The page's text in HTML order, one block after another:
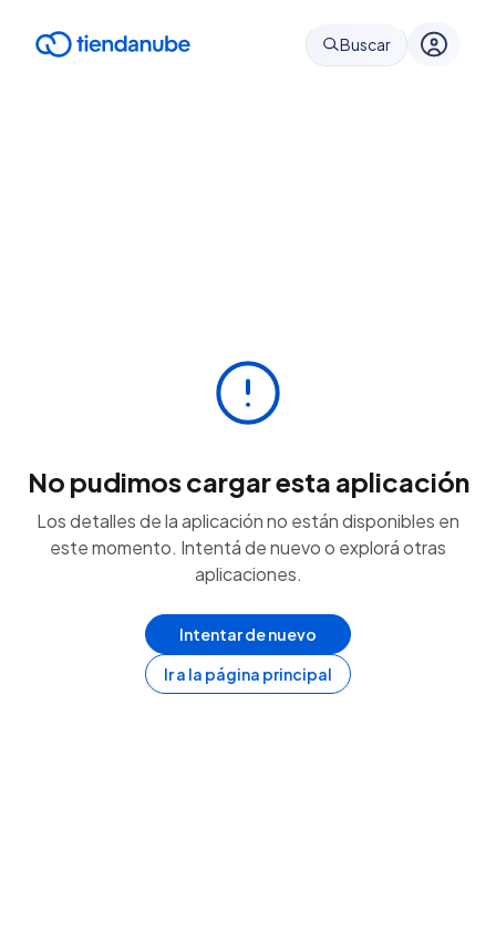
Buscar
No pudimos cargar esta aplicación
Los detalles de la aplicación no están disponibles en
este momento. Intentá de nuevo o explorá otras
aplicaciones.
Intentar de nuevo
Ir a la página principal